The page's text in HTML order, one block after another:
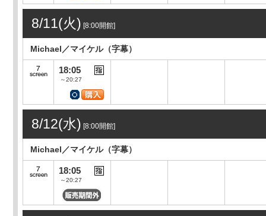
8/11(火) [8:00開館]
Michael／マイケル（字幕）
18:05
～20:27
8/12(水) [8:00開館]
Michael／マイケル（字幕）
18:05
～20:27